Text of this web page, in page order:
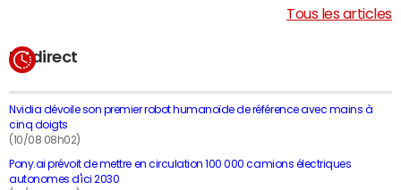
En direct
Nvidia dévoile son premier robot humanoïde de référence avec mains à
cinq doigts
(10/08 08h02)
Pony.ai prévoit de mettre en circulation 100 000 camions électriques
autonomes d'ici 2030
Tous les articles